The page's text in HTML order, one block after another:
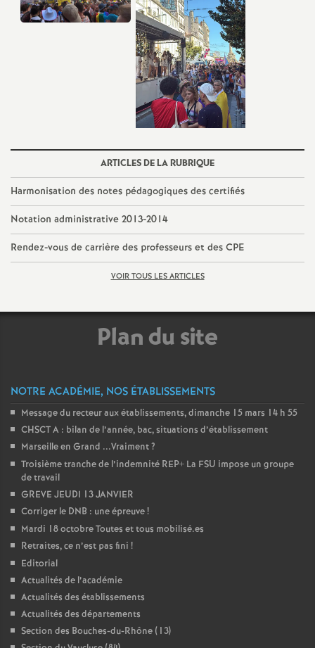
ARTICLES DE LA RUBRIQUE
Harmonisation des notes pédagogiques des certifiés
Notation administrative 2013-2014
Rendez-vous de carrière des professeurs et des CPE
VOIR TOUS LES ARTICLES
Plan du site
NOTRE ACADÉMIE, NOS ÉTABLISSEMENTS
Message du recteur aux établissements, dimanche 15 mars 14 h 55
CHSCT A : bilan de l’année, bac, situations d’établissement
Marseille en Grand ...Vraiment?
Troisième tranche de l’indemnité REP+ La FSU impose un groupe
de travail
GREVE JEUDI 13 JANVIER
Corriger le DNB : une épreuve!
Mardi 18 octobre Toutes et tous mobilisé.es
Retraites, ce n’est pas fini !
Editorial
Actualités de l’académie
Actualités des établissements
Actualités des départements
Section des Bouches-du-Rhône (13)